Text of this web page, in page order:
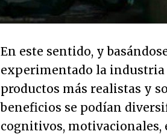
En este sentido, y
experimentado la industria
productos más realistas y
beneficios se podían
cognitivos, motivacionales,